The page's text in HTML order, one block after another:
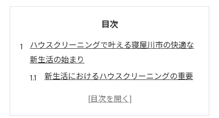
目次
ハウスクリーニングで叶える寝屋川市の快適な
新生活の始まり
新生活におけるハウスクリーニングの重要